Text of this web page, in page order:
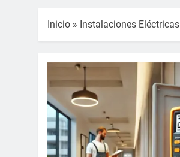
Inicio » Instalaciones Eléctricas